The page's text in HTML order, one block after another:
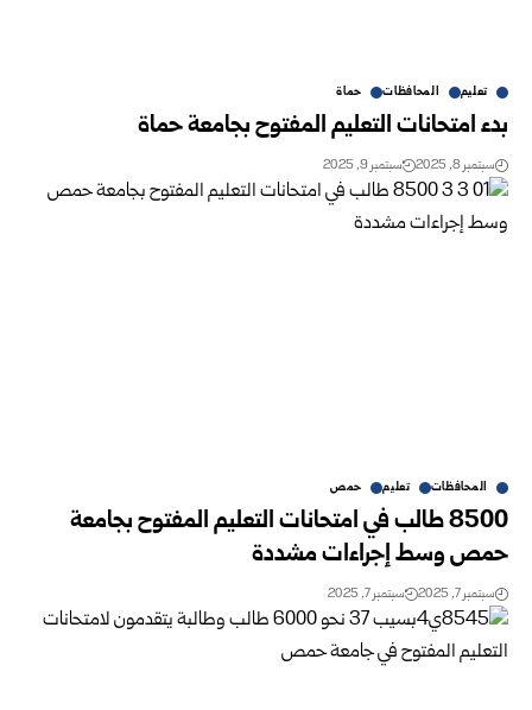
تعليم المحافظات حماة
بدء امتحانات التعليم المفتوح بجامعة حماة
سبتمبر 8, 2025 سبتمبر 9, 2025
المحافظات تعليم حمص
8500 طالب في امتحانات التعليم المفتوح بجامعة
حمص وسط إجراءات مشددة
سبتمبر 7, 2025 سبتمبر 7, 2025